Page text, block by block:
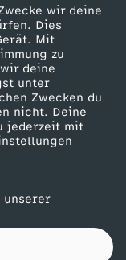
wir deine
Dies
Mit
zu
deine
unter
Zwecken du
nicht. Deine
jederzeit mit
unserer